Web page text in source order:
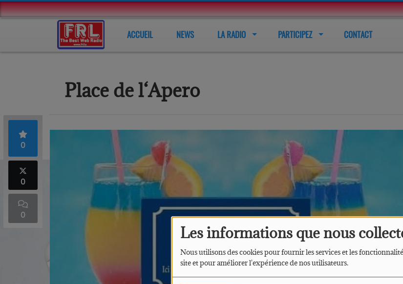
Les informations que nous
Nous utilisons des cookies pour fournir les services et les
site et pour améliorer l'expérience de nos utilisateurs.
ACCUEIL NEWS LA RADIO PARTICIPEZ CONTACT
Place de l‘Apero
0
0
0